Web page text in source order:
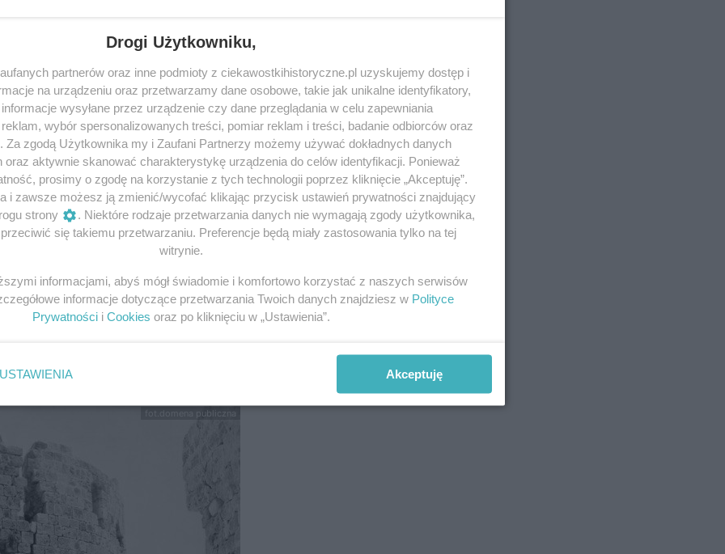
wojsk. James Barr relacjonuje: „Tuż po świcie 8 czerwca
uzbrojonych brytyjskich Commando – pięciuset mężczyzn z
wylądowały na wybrzeżu południowego Libanu,w pobliżu
Z” – była częścią większej operacji „Exporter”. Celem
do przybycia Australijczyków
(stanowili oni trzon sił
poszło jednak po myśli sprzymierzonych. Jeden z
się pod ostrzał. Zresztą generalnie natrafiono na silny opór. W
zostało rannych. Ostatecznie jednak się udało. Do akcji
fot.domena publiczna
Drogi Użytkowniku,
partnerów oraz inne podmioty z ciekawostkihistoryczne.pl uzyskujemy dostęp i
na urządzeniu oraz przetwarzamy dane osobowe, takie jak unikalne identyfikatory,
wysyłane przez urządzenie czy dane przeglądania w celu zapewniania
wybór spersonalizowanych treści, pomiar reklam i treści, badanie odbiorców oraz
Za zgodą Użytkownika my i Zaufani Partnerzy możemy używać dokładnych danych
oraz aktywnie skanować charakterystykę urządzenia do celów identyfikacji. Ponieważ
prosimy o zgodę na korzystanie z tych technologii poprzez kliknięcie „Akceptuję”.
i zawsze możesz ją zmienić/wycofać klikając przycisk ustawień prywatności znajdujący
strony
. Niektóre rodzaje przetwarzania danych nie wymagają zgody użytkownika,
się takiemu przetwarzaniu. Preferencje będą miały zastosowania tylko na tej
witrynie.
informacjami, abyś mógł świadomie i komfortowo korzystać z naszych serwisów
informacje dotyczące przetwarzania Twoich danych znajdziesz w Polityce
Prywatności i Cookies oraz po kliknięciu w „Ustawienia”.
USTAWIENIA Akceptuję